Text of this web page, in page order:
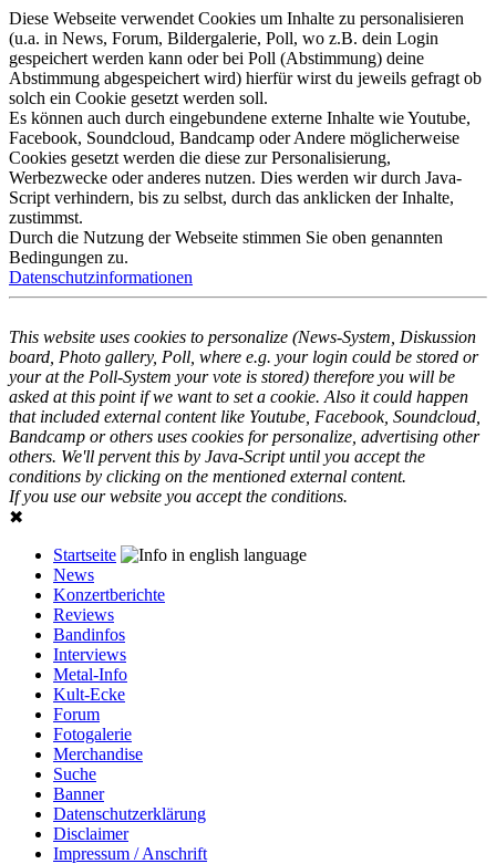
Diese Webseite verwendet Cookies um Inhalte zu personalisieren
(u.a. in News, Forum, Bildergalerie, Poll, wo z.B. dein Login
gespeichert werden kann oder bei Poll (Abstimmung) deine
Abstimmung abgespeichert wird) hierfür wirst du jeweils gefragt ob
solch ein Cookie gesetzt werden soll.
Es können auch durch eingebundene externe Inhalte wie Youtube,
Facebook, Soundcloud, Bandcamp oder Andere möglicherweise
Cookies gesetzt werden die diese zur Personalisierung,
Werbezwecke oder anderes nutzen. Dies werden wir durch Java-
Script verhindern, bis zu selbst, durch das anklicken der Inhalte,
zustimmst.
Durch die Nutzung der Webseite stimmen Sie oben genannten
Bedingungen zu.
Datenschutzinformationen
This website uses cookies to personalize (News-System, Diskussion
board, Photo gallery, Poll, where e.g. your login could be stored or
your at the Poll-System your vote is stored) therefore you will be
asked at this point if we want to set a cookie. Also it could happen
that included external content like Youtube, Facebook, Soundcloud,
Bandcamp or others uses cookies for personalize, advertising other
others. We'll pervent this by Java-Script until you accept the
conditions by clicking on the mentioned external content.
If you use our website you accept the conditions.
✖
Startseite
News
Konzertberichte
Reviews
Bandinfos
Interviews
Metal-Info
Kult-Ecke
Forum
Fotogalerie
Merchandise
Suche
Banner
Datenschutzerklärung
Disclaimer
Impressum / Anschrift